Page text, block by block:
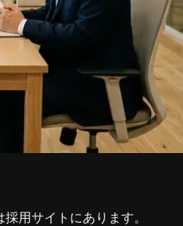
用サイトにあります。